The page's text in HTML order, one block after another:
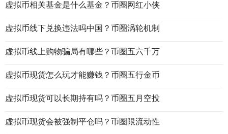
虚拟币相关基金是什么基金？币圈网红小侠
虚拟币线下兑换违法吗中国？币圈涡轮机制
虚拟币线上购物骗局有哪些？币圈五六千万
虚拟币现货怎么玩才能赚钱？币圈五行金币
虚拟币现货可以长期持有吗？币圈五月空投
虚拟币现货会被强制平仓吗？币圈限流动性